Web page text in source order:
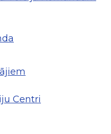
Centri